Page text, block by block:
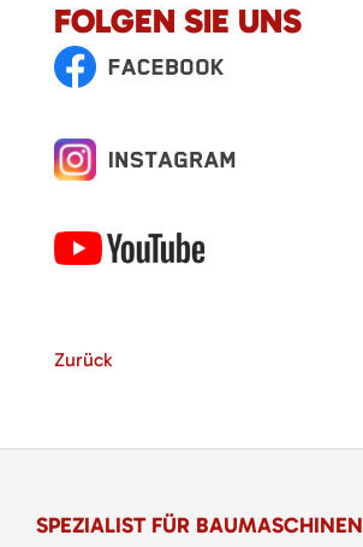
FOLGEN SIE UNS
Zurück
SPEZIALIST FÜR BAUMASCHINEN